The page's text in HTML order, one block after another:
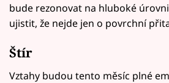
bude rezonovat na hluboké
ujistit, že nejde jen o povrchní
Štír
Vztahy budou tento měsíc plné